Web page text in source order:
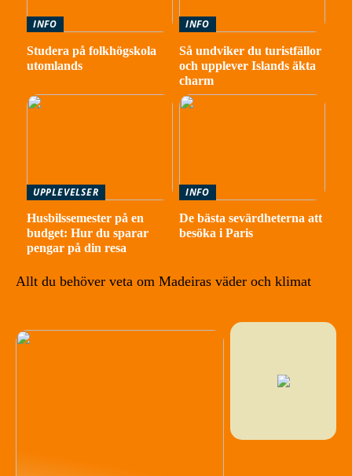
INFO
Studera på folkhögskola
utomlands
INFO
Så undviker du turistfällor
och upplever Islands äkta
charm
UPPLEVELSER
Husbilssemester på en
budget: Hur du sparar
pengar på din resa
INFO
De bästa sevärdheterna att
besöka i Paris
Allt du behöver veta om Madeiras väder och klimat